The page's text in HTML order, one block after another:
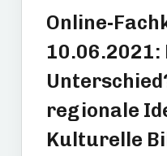
Online-
10.06.2021:
regionale
Kulturelle